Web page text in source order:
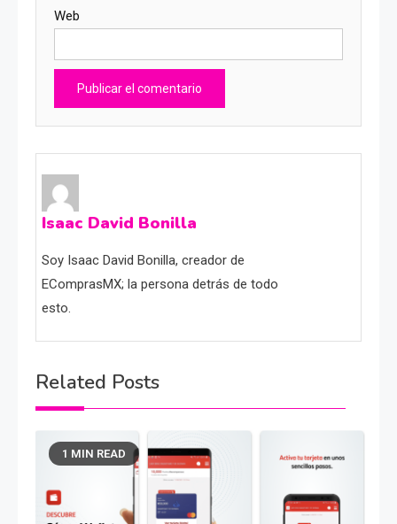
Web
Isaac David Bonilla
Soy Isaac David Bonilla, creador de
EComprasMX; la persona detrás de todo
esto.
Related Posts
1 MIN READ